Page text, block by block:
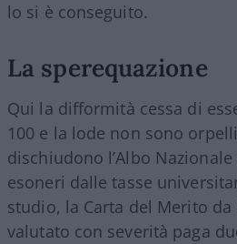
lo si è conseguito.
La sperequazione
Qui la difformità cessa di
100 e la lode non sono
dischiudono l’Albo
esoneri dalle tasse
studio, la Carta del Merito da
valutato con severità paga